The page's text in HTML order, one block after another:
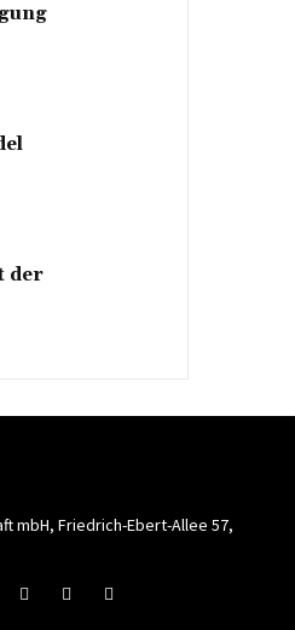
der
mbH, Friedrich-Ebert-Allee 57,